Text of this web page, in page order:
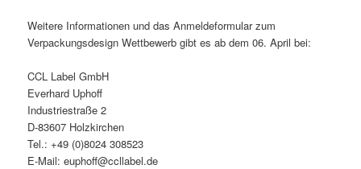
Weitere Informationen und das Anmeldeformular zum
Verpackungsdesign Wettbewerb gibt es ab dem 06. April bei:
CCL Label GmbH
Everhard Uphoff
Industriestraße 2
D-83607 Holzkirchen
Tel.: +49 (0)8024 308523
E-Mail: euphoff@ccllabel.de